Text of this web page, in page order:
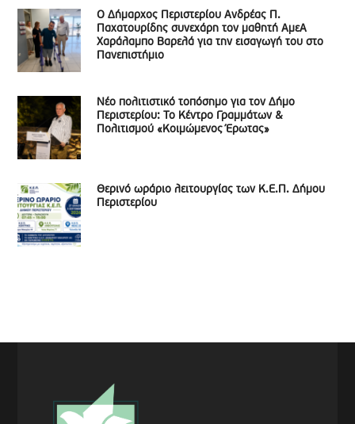
Ο Δήμαρχος Περιστερίου Ανδρέας Π.
Παχατουρίδης συνεχάρη τον μαθητή ΑμεΑ
Χαράλαμπο Βαρελά για την εισαγωγή του στο
Πανεπιστήμιο
Νέο πολιτιστικό τοπόσημο για τον Δήμο
Περιστερίου: Το Κέντρο Γραμμάτων &
Πολιτισμού «Κοιμώμενος Έρωτας»
Θερινό ωράριο λειτουργίας των Κ.Ε.Π. Δήμου
Περιστερίου